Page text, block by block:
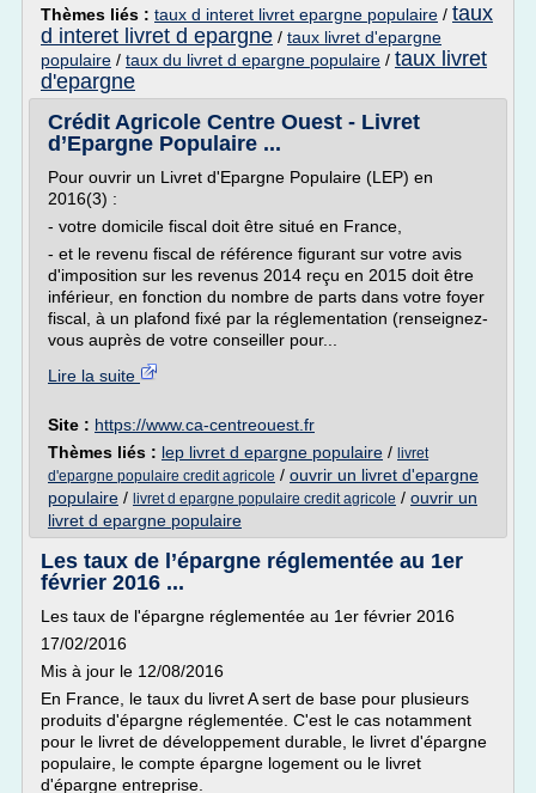
Thèmes liés : taux d interet livret epargne populaire / taux
d interet livret d epargne / taux livret d'epargne
populaire / taux du livret d epargne populaire / taux livret
d'epargne
Crédit Agricole Centre Ouest - Livret
d’Epargne Populaire ...
Pour ouvrir un Livret d'Epargne Populaire (LEP) en
2016(3) :
- votre domicile fiscal doit être situé en France,
- et le revenu fiscal de référence figurant sur votre avis
d'imposition sur les revenus 2014 reçu en 2015 doit être
inférieur, en fonction du nombre de parts dans votre foyer
fiscal, à un plafond fixé par la réglementation (renseignez-
vous auprès de votre conseiller pour...
Lire la suite
Site : https://www.ca-centreouest.fr
Thèmes liés : lep livret d epargne populaire / livret
d'epargne populaire credit agricole / ouvrir un livret d'epargne
populaire / livret d epargne populaire credit agricole / ouvrir un
livret d epargne populaire
Les taux de l’épargne réglementée au 1er
février 2016 ...
Les taux de l'épargne réglementée au 1er février 2016
17/02/2016
Mis à jour le 12/08/2016
En France, le taux du livret A sert de base pour plusieurs
produits d'épargne réglementée. C'est le cas notamment
pour le livret de développement durable, le livret d'épargne
populaire, le compte épargne logement ou le livret
d'épargne entreprise.